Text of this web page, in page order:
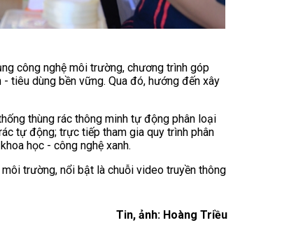
công nghệ môi trường, chương trình góp
tiêu dùng bền vững. Qua đó, hướng đến xây
thùng rác thông minh tự động phân loại
tự động; trực tiếp tham gia quy trình phân
học - công nghệ xanh.
trường, nổi bật là chuỗi video truyền thông
Tin, ảnh: Hoàng Triều